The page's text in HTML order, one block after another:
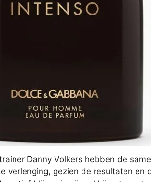
Danny Volkers hebben de
verlenging, gezien de resultaten